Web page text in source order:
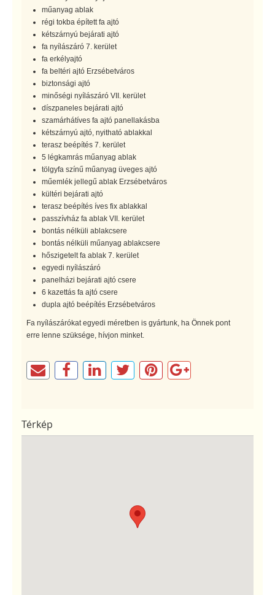
műanyag ablak
régi tokba épített fa ajtó
kétszárnyú bejárati ajtó
fa nyílászáró 7. kerület
fa erkélyajtó
fa beltéri ajtó Erzsébetváros
biztonsági ajtó
minőségi nyílászáró VII. kerület
díszpaneles bejárati ajtó
szamárhátíves fa ajtó panellakásba
kétszárnyú ajtó, nyitható ablakkal
terasz beépítés 7. kerület
5 légkamrás műanyag ablak
tölgyfa színű műanyag üveges ajtó
műemlék jellegű ablak Erzsébetváros
kültéri bejárati ajtó
terasz beépítés íves fix ablakkal
passzívház fa ablak VII. kerület
bontás nélküli ablakcsere
bontás nélküli műanyag ablakcsere
hőszigetelt fa ablak 7. kerület
egyedi nyílászáró
panelházi bejárati ajtó csere
6 kazettás fa ajtó csere
dupla ajtó beépítés Erzsébetváros
Fa nyílászárókat egyedi méretben is gyártunk, ha Önnek pont
erre lenne szüksége, hívjon minket.
Térkép